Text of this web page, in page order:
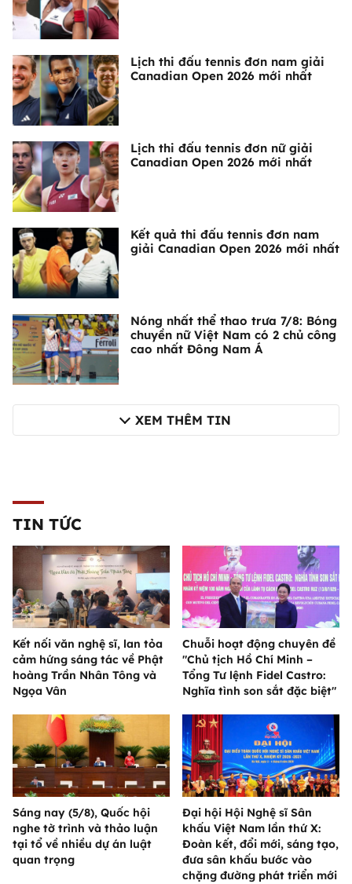
Lịch thi đấu tennis đơn nam giải
Canadian Open 2026 mới nhất
Lịch thi đấu tennis đơn nữ giải
Canadian Open 2026 mới nhất
Kết quả thi đấu tennis đơn nam
giải Canadian Open 2026 mới nhất
Nóng nhất thể thao trưa 7/8: Bóng
chuyền nữ Việt Nam có 2 chủ công
cao nhất Đông Nam Á
XEM THÊM TIN
TIN TỨC
Kết nối văn nghệ sĩ, lan tỏa
cảm hứng sáng tác về Phật
hoàng Trần Nhân Tông và
Ngọa Vân
Chuỗi hoạt động chuyên đề
"Chủ tịch Hồ Chí Minh –
Tổng Tư lệnh Fidel Castro:
Nghĩa tình son sắt đặc biệt"
Sáng nay (5/8), Quốc hội
nghe tờ trình và thảo luận
tại tổ về nhiều dự án luật
quan trọng
Đại hội Hội Nghệ sĩ Sân
khấu Việt Nam lần thứ X:
Đoàn kết, đổi mới, sáng tạo,
đưa sân khấu bước vào
chặng đường phát triển mới